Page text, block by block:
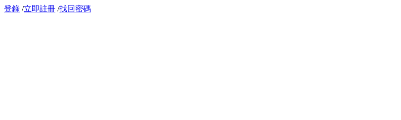
登錄 /立即註冊 /找回密碼